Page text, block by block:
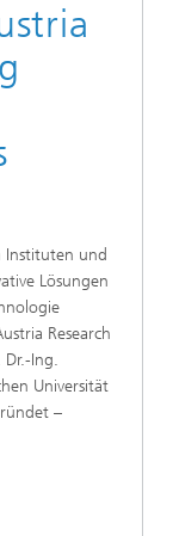
und
Lösungen
Research
Ing.
Universität
–